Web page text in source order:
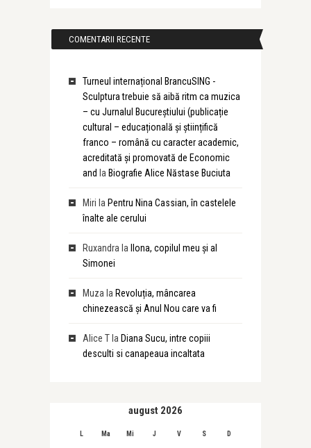
COMENTARII RECENTE
Turneul internațional BrancuSING -
Sculptura trebuie să aibă ritm ca muzica
– cu Jurnalul Bucureștiului (publicație
cultural – educațională și științifică
franco – română cu caracter academic,
acreditată și promovată de Economic
and la Biografie Alice Năstase Buciuta
Miri la Pentru Nina Cassian, în castelele
înalte ale cerului
Ruxandra la
Ilona, copilul meu și al
Simonei
Muza la Revoluția, mâncarea
chinezească și Anul Nou care va fi
Alice Tla Diana Sucu, intre copiii
desculti si canapeaua incaltata
august 2026
L Ma Mi J V S D